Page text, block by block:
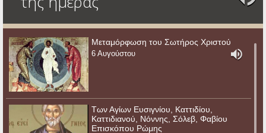
Μεταμόρφωση του Σωτήρος Χριστού
6 Αυγούστου
Των Αγίων Ευσιγνίου, Καττιδίου,
Καττιδιανού, Νόννης, Σόλεβ, Φαβίου
Επισκόπου Ρώμης